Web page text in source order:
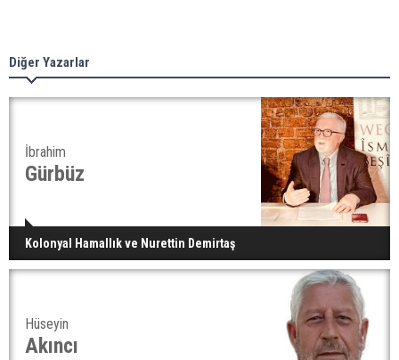
Diğer Yazarlar
İbrahim
Gürbüz
Kolonyal Hamallık ve Nurettin Demirtaş
Hüseyin
Akıncı